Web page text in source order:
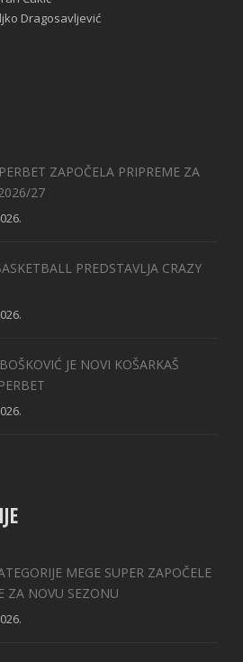
Dragosavljević
ZAPOČELA PRIPREME ZA
27
PREDSTAVLJA CRAZY
JE NOVI KOŠARKAŠ
MEGE SUPER ZAPOČELE
ZA NOVU SEZONU